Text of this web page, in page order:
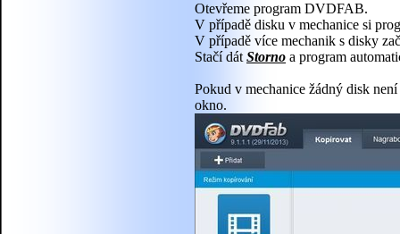
Otevřeme program DVDFAB.
V případě disku v mechanice si
V případě více mechanik s disky
Stačí dát Storno a program
Pokud v mechanice žádný disk
okno.